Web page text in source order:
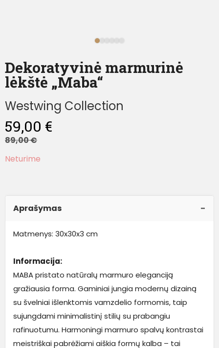
Dekoratyvinė marmurinė
lėkštė „Maba“
Westwing Collection
59,00 €
89,00€
Neturime
Aprašymas
Matmenys: 30x30x3 cm
Informacija:
MABA pristato natūralų marmuro eleganciją
gražiausia forma. Gaminiai jungia modernų dizainą
su švelniai išlenktomis vamzdelio formomis, taip
sujungdami minimalistinį stilių su prabangiu
rafinuotumu. Harmoningi marmuro spalvų kontrastai
meistriškai pabrėžiami aiškia formų kalba – tai